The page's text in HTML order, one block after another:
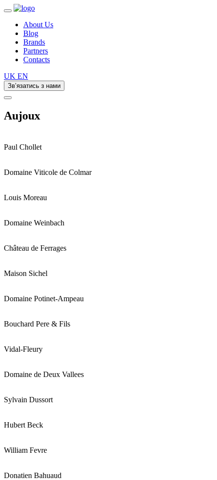
About Us
Blog
Brands
Partners
Contacts
UK EN
Зв’язатись з нами
Aujoux
Paul Chollet
Domaine Viticole de Colmar
Louis Moreau
Domaine Weinbach
Château de Ferrages
Maison Sichel
Domaine Potinet-Ampeau
Bouchard Pere & Fils
Vidal-Fleury
Domaine de Deux Vallees
Sylvain Dussort
Hubert Beck
William Fevre
Donatien Bahuaud